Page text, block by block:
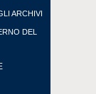
ARCHIVI
DEL